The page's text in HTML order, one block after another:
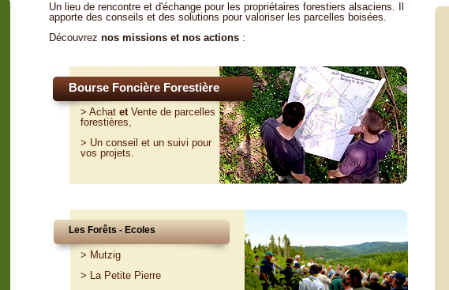
Un lieu de rencontre et d'échange pour les propriétaires forestiers alsaciens. Il
apporte des conseils et des solutions pour valoriser les parcelles boisées.
Découvrez nos missions et nos actions:
Bourse Foncière Forestière
> Achatet Ventede parcelles
forestières,
> Un conseil et un suivi pour
vos projets.
Les Forêts - Ecoles
> Mutzig
> La Petite Pierre